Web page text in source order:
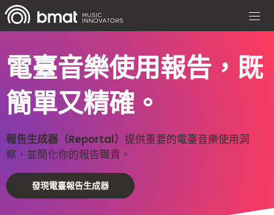
電臺音樂使用報告，既
簡單又精確。
報告生成器（Reportal） 提供重要的電臺音樂使用洞
察，並簡化你的報告職責。
發現電臺報告生成器